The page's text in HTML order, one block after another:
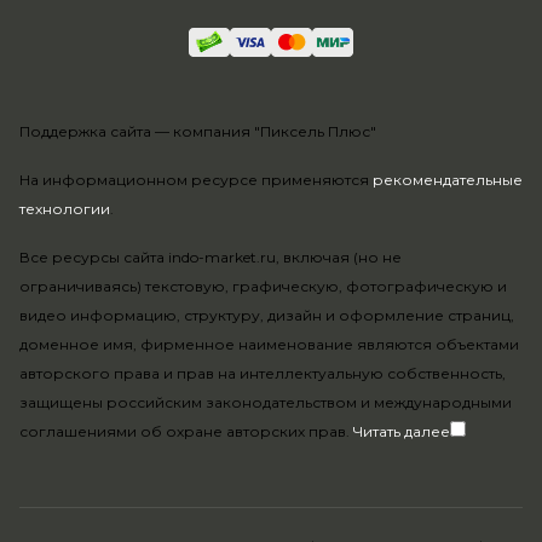
На информационном ресурсе применяются рекомендательные
технологии.
Все ресурсы сайта indo-market.ru, включая (но не
ограничиваясь) текстовую, графическую, фотографическую и
видео информацию, структуру, дизайн и оформление страниц,
доменное имя, фирменное наименование являются объектами
авторского права и прав на интеллектуальную собственность,
защищены российским законодательством и международными
соглашениями об охране авторских прав. Читать далее
Поддержка сайта — компания "Пиксель Плюс"